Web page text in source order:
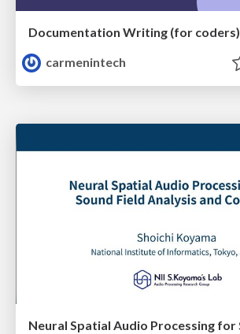
Documentation Writing (for coders)
carmenintech